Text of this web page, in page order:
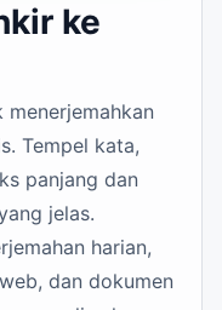
ke
menerjemahkan
Tempel kata,
panjang dan
jelas.
harian,
dan dokumen